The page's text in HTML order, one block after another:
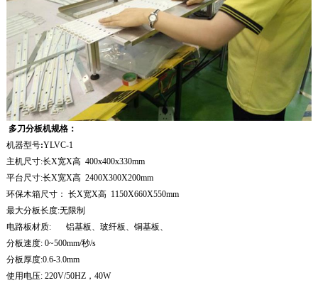
多刀分板机规格：
机器型号:YLVC-1
主机尺寸:长X宽X高400x400x330mm
平台尺寸:长X宽X高2400X300X200mm
环保木箱尺寸： 长X宽X高1150X660X550mm
最大分板长度:无限制
电路板材质: 铝基板、玻纤板、铜基板、
分板速度: 0~500mm/秒/s
分板厚度:0.6-3.0mm
使用电压: 220V/50HZ， 40W